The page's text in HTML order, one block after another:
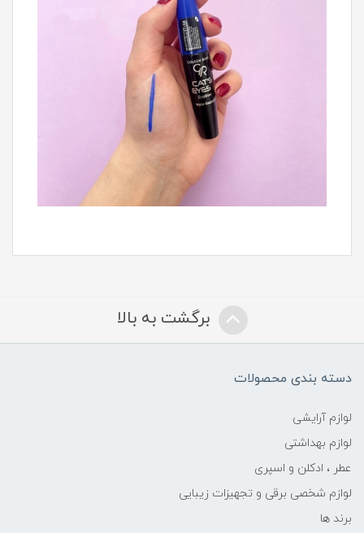
برگشت به بالا
دسته بندی محصولات
لوازم آرایشی
لوازم بهداشتی
عطر ، ادکلن و اسپری
لوازم شخصی برقی و تجهیزات زیبایی
برند ها